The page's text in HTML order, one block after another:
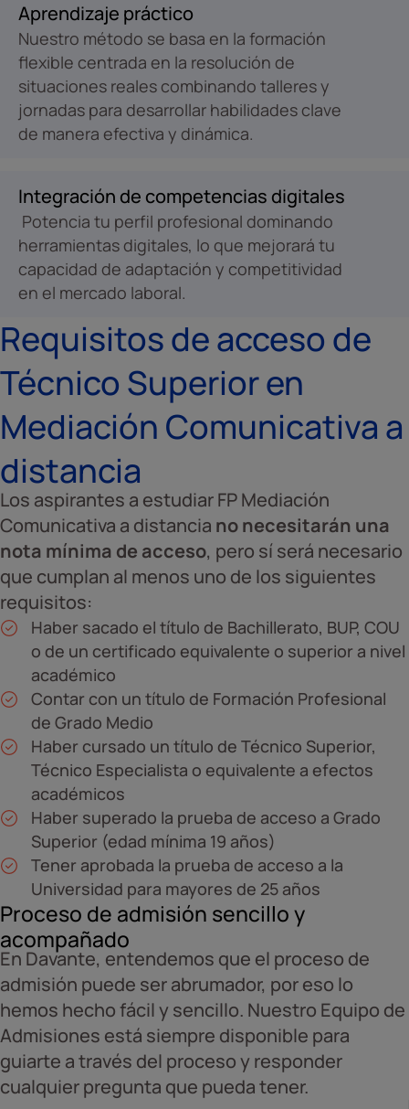
Aprendizaje práctico
Nuestro método se basa en la formación
flexible centrada en la resolución de
situaciones reales combinando talleres y
jornadas para desarrollar habilidades clave
de manera efectiva y dinámica.
Integración de competencias digitales
Potencia tu perfil profesional dominando
herramientas digitales, lo que mejorará tu
capacidad de adaptación y competitividad
en el mercado laboral.
Requisitos de acceso de
Técnico Superior en
Mediación Comunicativa a
distancia
Los aspirantes a estudiar FP Mediación
Comunicativa a distancia no necesitarán una
nota mínima de acceso, pero sí será necesario
que cumplan al menos uno de los siguientes
requisitos:
Haber sacado el título de Bachillerato, BUP, COU
o de un certificado equivalente o superior a nivel
académico
Contar con un título de Formación Profesional
de Grado Medio
Haber cursado un título de Técnico Superior,
Técnico Especialista o equivalente a efectos
académicos
Haber superado la prueba de acceso a Grado
Superior (edad mínima 19 años)
Tener aprobada la prueba de acceso a la
Universidad para mayores de 25 años
Proceso de admisión sencillo y
acompañado
En Davante, entendemos que el proceso de
admisión puede ser abrumador, por eso lo
hemos hecho fácil y sencillo. Nuestro Equipo de
Admisiones está siempre disponible para
guiarte a través del proceso y responder
cualquier pregunta que pueda tener.